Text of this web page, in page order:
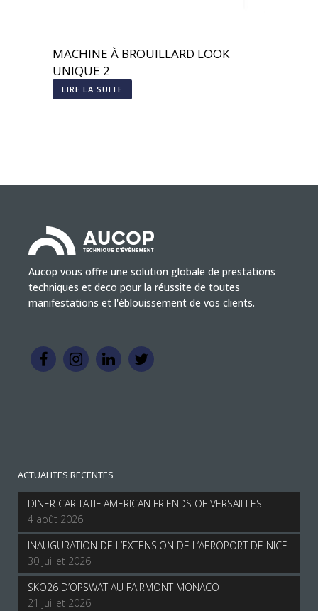
MACHINE À BROUILLARD LOOK
UNIQUE 2
LIRE LA SUITE
Aucop vous offre une solution globale de prestations
techniques et deco pour la réussite de toutes
manifestations et l'éblouissement de vos clients.
ACTUALITES RECENTES
DINER CARITATIF AMERICAN FRIENDS OF VERSAILLES
4 août 2026
INAUGURATION DE L’EXTENSION DE L’AEROPORT DE NICE
30 juillet 2026
SKO26 D’OPSWAT AU FAIRMONT MONACO
21 juillet 2026